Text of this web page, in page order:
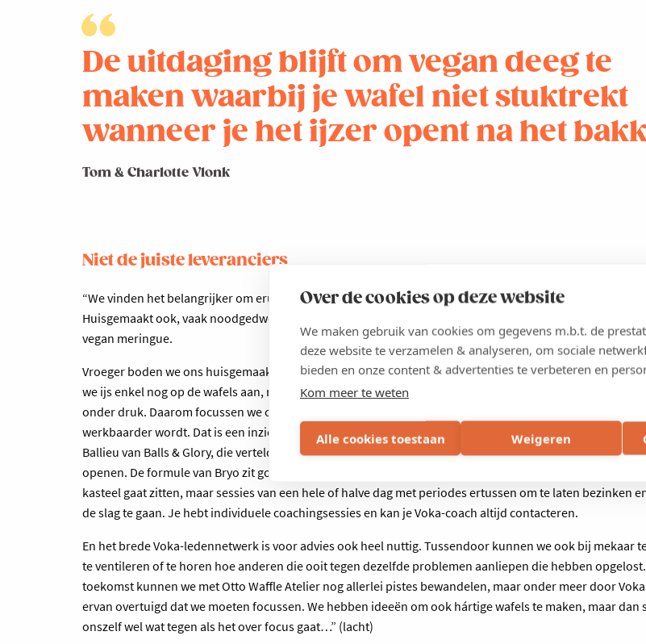
Over de cookies op deze website
We maken gebruik van cookies om gegevens m.b.t. de
deze website te verzamelen & analyseren, om sociale
bieden en onze content & advertenties te verbeteren en
Kom meer te weten
Alle cookies toestaan Weigeren
De uitdaging blijft om vegan deeg te
maken waarbij je wafel niet stuktrekt
wanneer je het ijzer opent na het
Tom & Charlotte Vlonk
Niet de juiste leveranciers
“We vinden het belangrijker om eruit te springen met klantvriendelijkheid, service en producten van
Huisgemaakt ook, vaak noodgedwongen, omdat we geen leveranciers vinden voor wat we willen, zoals
vegan meringue.
Vroeger boden we ons huisgemaakt ijs aan op glutenvrije huisgemaakte horentjes of in een potje. Sinds
we ijs enkel nog op de wafels aan, niet meer apart. We blijven groeien, dus onze beschikbare oppervlakte
onder druk. Daarom focussen we op onze winnaars en op onze processen eenvoudiger maken, zodat het
werkbaarder wordt. Dat is een inzicht dat we uit Bryo StartUp Advanced halen, in gesprekken met onder
Ballieu van Balls & Glory, die vertelde dat we ‘leaner’ moesten werken voordat we bijkomende
openen. De formule van Bryo zit goed. Geen commercieel traject waarbij je 4 dagen aan een stuk ergens
kasteel gaat zitten, maar sessies van een hele of halve dag met periodes ertussen om te laten bezinken
de slag te gaan. Je hebt individuele coachingsessies en kan je Voka-coach altijd contacteren.
En het brede Voka-ledennetwerk is voor advies ook heel nuttig. Tussendoor kunnen we ook bij mekaar
te ventileren of te horen hoe anderen die ooit tegen dezelfde problemen aanliepen die hebben
toekomst kunnen we met Otto Waffle Atelier nog allerlei pistes bewandelen, maar onder meer door
ervan overtuigd dat we moeten focussen. We hebben ideeën om ook hártige wafels te maken, maar dan
onszelf wel wat tegen als het over focus gaat…” (lacht)